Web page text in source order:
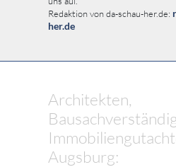
Redaktion von da-schau-her.de:
her.de
Architekten,
Augsburg: